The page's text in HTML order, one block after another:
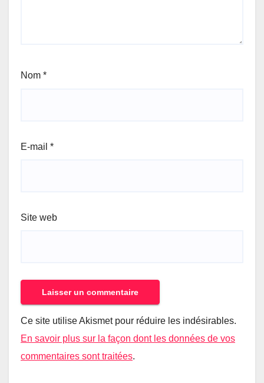
Nom *
E-mail *
Site web
Ce site utilise Akismet pour réduire les indésirables.
En savoir plus sur la façon dont les données de vos
commentaires sont traitées.